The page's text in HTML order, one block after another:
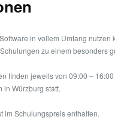
in vollem Umfang nutzen
zu einem besonders
finden jeweils von 09:00 –
in Würzburg statt.
im Schulungspreis enthalten.